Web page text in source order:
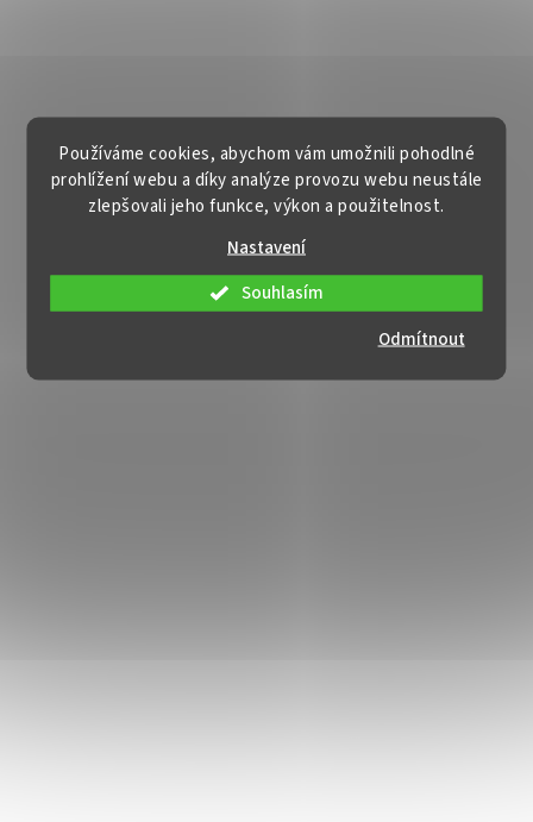
Používáme cookies, abychom vám umožnili pohodlné
prohlížení webu a díky analýze provozu webu neustále
zlepšovali jeho funkce, výkon a použitelnost.
Nastavení
Odmítnout
Souhlasím